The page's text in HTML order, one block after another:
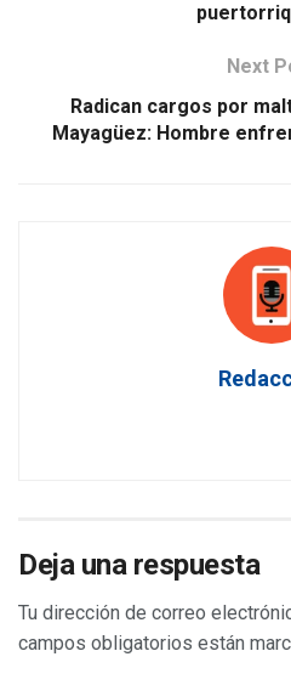
Next
Radican cargos por
Mayagüez: Hombre
Deja una respuesta
Tu dirección de correo
campos obligatorios están